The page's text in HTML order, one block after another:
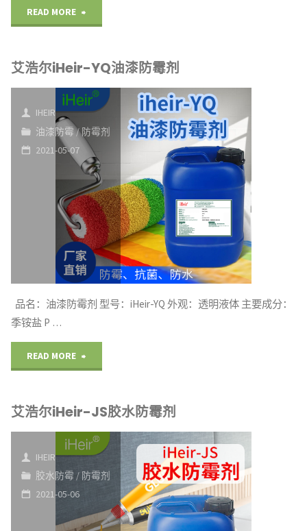
READ MORE
尔
iHeir-
TQ
涂
料
防
霉
剂"
艾浩尔iHeir-YQ油漆防霉剂
IHEIR
油漆防霉/防霉剂
2021-05-07
品名：油漆防霉剂 型号：iHeir-YQ 外观：透明液体 主要成分：
季铵盐 P …
READ MORE
尔
iHeir-
YQ
漆
艾浩尔iHeir-JS胶水防霉剂
IHEIR
胶水防霉 / 防霉剂
2021-05-06